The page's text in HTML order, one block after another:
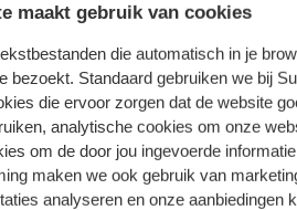
maakt gebruik van cookies
die automatisch in je
bezoekt. Standaard gebruiken we bij
die ervoor zorgen dat de website
analytische cookies om onze
om de door jou ingevoerde
maken we ook gebruik van
analyseren en onze aanbiedingen
Silvretta Montafon
sfeer
in de wellness
service naar de gondel
- Za 19 Dec.
2pers.
vanaf prijs p.p.
€ 887